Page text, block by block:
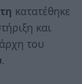
κατατέθηκε
και
του
.